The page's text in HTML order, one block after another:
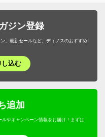
ジン登録
、最新セールなど、ディノスのおすすめ
し込む
追加
やキャンペーン情報をお届け！まずは